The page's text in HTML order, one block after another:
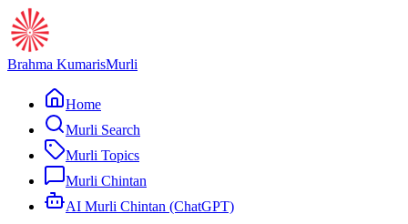
Brahma KumarisMurli
Home
Murli Search
Murli Topics
Murli Chintan
AI Murli Chintan (ChatGPT)